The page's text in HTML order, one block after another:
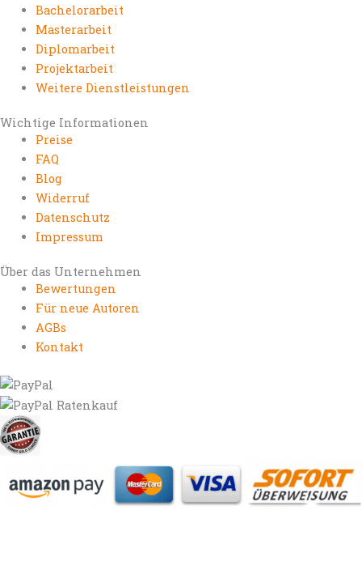
Bachelorarbeit
Masterarbeit
Diplomarbeit
Projektarbeit
Weitere Dienstleistungen
Wichtige Informationen
Preise
FAQ
Blog
Widerruf
Datenschutz
Impressum
Über das Unternehmen
Bewertungen
Für neue Autoren
AGBs
Kontakt